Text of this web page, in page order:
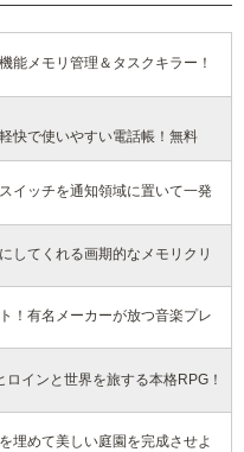
能メモリ管理＆タスクキラー！
快で使いやすい電話帳！無料
イッチを通知領域に置いて一発
してくれる画期的なメモリクリ
！有名メーカーが放つ音楽プレ
インと世界を旅する本格RPG！
埋めて美しい庭園を完成させよ